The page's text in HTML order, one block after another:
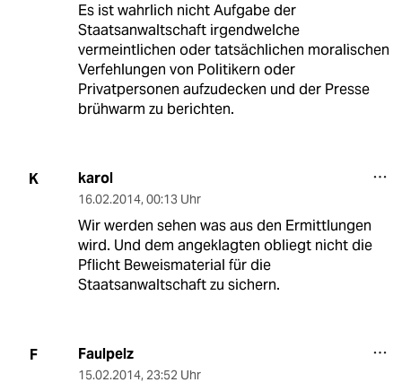
Es ist wahrlich nicht Aufgabe der
Staatsanwaltschaft irgendwelche
vermeintlichen oder tatsächlichen moralischen
Verfehlungen von Politikern oder
Privatpersonen aufzudecken und der Presse
brühwarm zu berichten.
K karol
16.02.2014, 00:13 Uhr
Wir werden sehen was aus den Ermittlungen
wird. Und dem angeklagten obliegt nicht die
Pflicht Beweismaterial für die
Staatsanwaltschaft zu sichern.
F Faulpelz
15.02.2014, 23:52 Uhr